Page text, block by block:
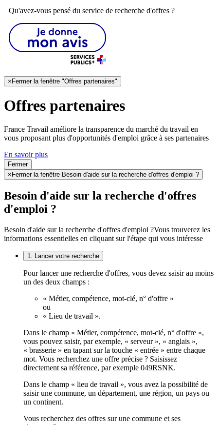
Qu'avez-vous pensé du service de recherche d'offres ?
×Fermer la fenêtre "Offres partenaires"
Offres partenaires
France Travail améliore la transparence du marché du travail en
vous proposant plus d'opportunités d'emploi grâce à ses partenaires
En savoir plus
Fermer
× Fermer la fenêtre Besoin d'aide sur la recherche d'offres d'emploi ?
Besoin d'aide sur la recherche d'offres
d'emploi ?
Besoin d'aide sur la recherche d'offres d'emploi ?Vous trouverez les
informations essentielles en cliquant sur l'étape qui vous intéresse
1. Lancer votre recherche
Pour lancer une recherche d'offres, vous devez saisir au moins
un des deux champs :
« Métier, compétence, mot-clé, n° d'offre »
ou
« Lieu de travail ».
Dans le champ « Métier, compétence, mot-clé, n° d'offre »,
vous pouvez saisir, par exemple, « serveur », « anglais »,
« brasserie » en tapant sur la touche « entrée » entre chaque
mot. Vous recherchez une offre précise ? Saisissez
directement sa référence, par exemple 049RSNK.
Dans le champ « lieu de travail », vous avez la possibilité de
saisir une commune, un département, une région, un pays ou
un continent.
Vous recherchez des offres sur une commune et ses